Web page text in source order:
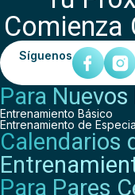
Comienza
Síguenos
Para Nuevos
Entrenamiento Básico
Entrenamiento de
Calendarios
Para Pares